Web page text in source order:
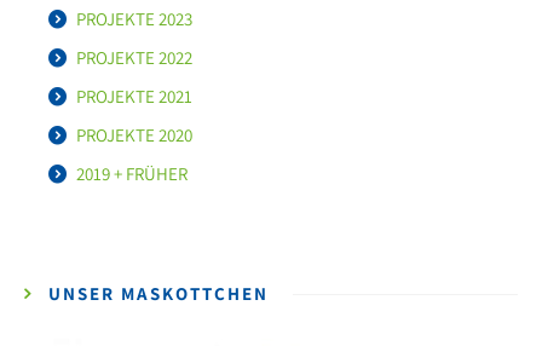
PROJEKTE 2023
PROJEKTE 2022
PROJEKTE 2021
PROJEKTE 2020
2019 + FRÜHER
UNSER MASKOTTCHEN